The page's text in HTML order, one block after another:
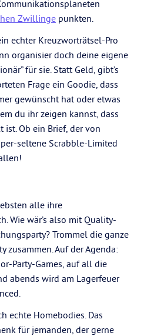
Zwillinge punkten.
echter Kreuzworträtsel-Pro
organisier doch deine eigene
für sie. Statt Geld, gibt’s
Frage ein Goodie, dass
gewünscht hat oder etwas
du ihr zeigen kannst, dass
ist. Ob ein Brief, der von
seltene Scrabble-Limited
alle ihre
Wie wär’s also mit Quality-
Trommel die ganze
zusammen. Auf der Agenda:
Party-Games, auf all die
abends wird am Lagerfeuer
echte Homebodies. Das
für jemanden, der gerne